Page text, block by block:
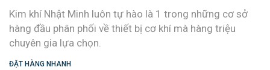
Kim khí Nhật Minh luôn tự hào là 1 trong những cơ sở
hàng đầu phân phối về thiết bị cơ khí mà hàng triệu
chuyên gia lựa chọn.
ĐẶT HÀNG NHANH